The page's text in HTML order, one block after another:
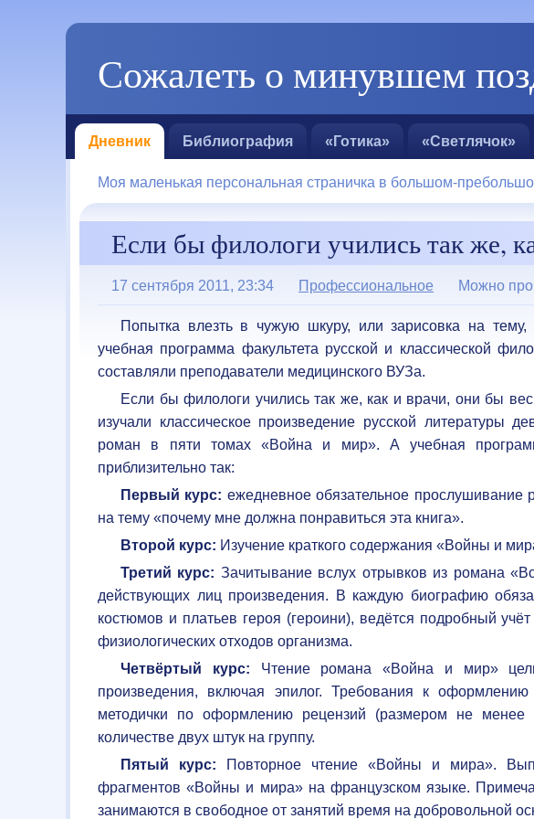
Сожалеть о минувшем
Дневник Библиография «Готика» «Светлячок»
Моя маленькая персональная страничка в большом-
Если бы филологи учились так же,
17 сентября 2011, 23:34 Профессиональное Можно
Попытка влезть в чужую шкуру, или зарисовка на
учебная программа факультета русской и классической
составляли преподаватели медицинского ВУЗа.
Если бы филологи учились так же, как и врачи, они бы
изучали классическое произведение русской литературы
роман в пяти томах «Война и мир». А учебная
приблизительно так:
Первый курс: ежедневное обязательное прослушивание
на тему «почему мне должна понравиться эта книга».
Второй курс: Изучение краткого содержания «Войны и
Третий курс: Зачитывание вслух отрывков из романа
действующих лиц произведения. В каждую биографию
костюмов и платьев героя (героини), ведётся подробный
физиологических отходов организма.
Четвёртый курс: Чтение романа «Война и мир»
произведения, включая эпилог. Требования к
методички по оформлению рецензий (размером не менее
количестве двух штук на группу.
Пятый курс: Повторное чтение «Войны и мира».
фрагментов «Войны и мира» на французском языке.
занимаются в свободное от занятий время на добровольной